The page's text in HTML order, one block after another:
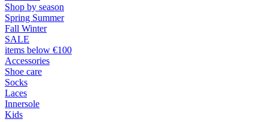
Shop by season
Spring Summer
Fall Winter
SALE
items below €100
Accessories
Shoe care
Socks
Laces
Innersole
Kids